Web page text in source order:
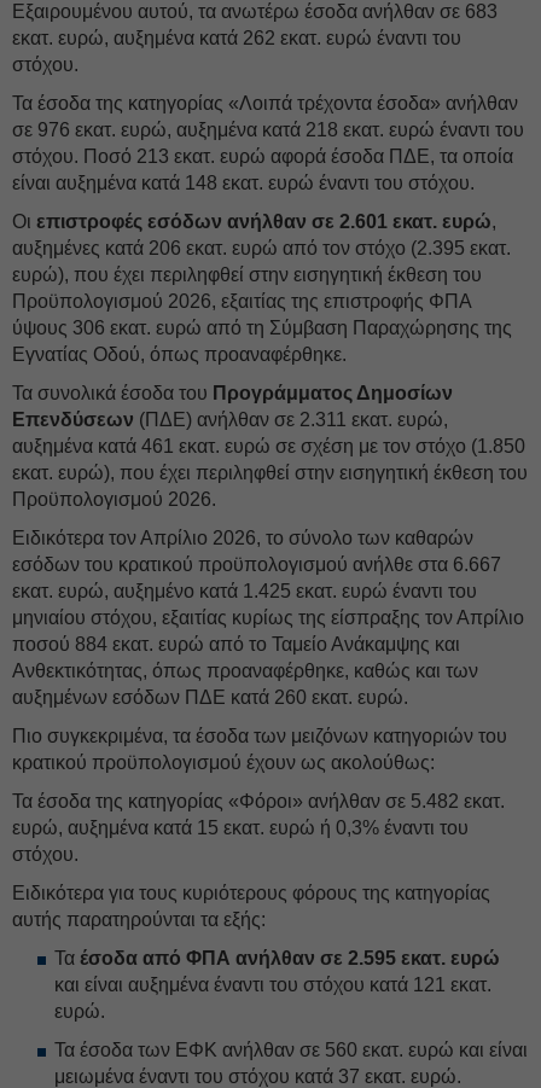
Εξαιρουμένου αυτού, τα ανωτέρω έσοδα ανήλθαν σε 683
εκατ. ευρώ, αυξημένα κατά 262 εκατ. ευρώ έναντι του
στόχου.
Τα έσοδα της κατηγορίας «Λοιπά τρέχοντα έσοδα» ανήλθαν
σε 976 εκατ. ευρώ, αυξημένα κατά 218 εκατ. ευρώ έναντι του
στόχου. Ποσό 213 εκατ. ευρώ αφορά έσοδα ΠΔΕ, τα οποία
είναι αυξημένα κατά 148 εκατ. ευρώ έναντι του στόχου.
Οι επιστροφές εσόδων ανήλθαν σε 2.601 εκατ. ευρώ,
αυξημένες κατά 206 εκατ. ευρώ από τον στόχο (2.395 εκατ.
ευρώ), που έχει περιληφθεί στην εισηγητική έκθεση του
Προϋπολογισμού 2026, εξαιτίας της επιστροφής ΦΠΑ
ύψους 306 εκατ. ευρώ από τη Σύμβαση Παραχώρησης της
Εγνατίας Οδού, όπως προαναφέρθηκε.
Τα συνολικά έσοδα του Προγράμματος Δημοσίων
Επενδύσεων (ΠΔΕ) ανήλθαν σε 2.311 εκατ. ευρώ,
αυξημένα κατά 461 εκατ. ευρώ σε σχέση με τον στόχο (1.850
εκατ. ευρώ), που έχει περιληφθεί στην εισηγητική έκθεση του
Προϋπολογισμού 2026.
Ειδικότερα τον Απρίλιο 2026, το σύνολο των καθαρών
εσόδων του κρατικού προϋπολογισμού ανήλθε στα 6.667
εκατ. ευρώ, αυξημένο κατά 1.425 εκατ. ευρώ έναντι του
μηνιαίου στόχου, εξαιτίας κυρίως της είσπραξης τον Απρίλιο
ποσού 884 εκατ. ευρώ από το Ταμείο Ανάκαμψης και
Ανθεκτικότητας, όπως προαναφέρθηκε, καθώς και των
αυξημένων εσόδων ΠΔΕ κατά 260 εκατ. ευρώ.
Πιο συγκεκριμένα, τα έσοδα των μειζόνων κατηγοριών του
κρατικού προϋπολογισμού έχουν ως ακολούθως:
Τα έσοδα της κατηγορίας «Φόροι» ανήλθαν σε 5.482 εκατ.
ευρώ, αυξημένα κατά 15 εκατ. ευρώ ή 0,3% έναντι του
στόχου.
Ειδικότερα για τους κυριότερους φόρους της κατηγορίας
αυτής παρατηρούνται τα εξής:
Τα έσοδα από ΦΠΑ ανήλθαν σε 2.595 εκατ. ευρώ
και είναι αυξημένα έναντι του στόχου κατά 121 εκατ.
ευρώ.
Τα έσοδα των ΕΦΚ ανήλθαν σε 560 εκατ. ευρώ και είναι
μειωμένα έναντι του στόχου κατά 37 εκατ. ευρώ.